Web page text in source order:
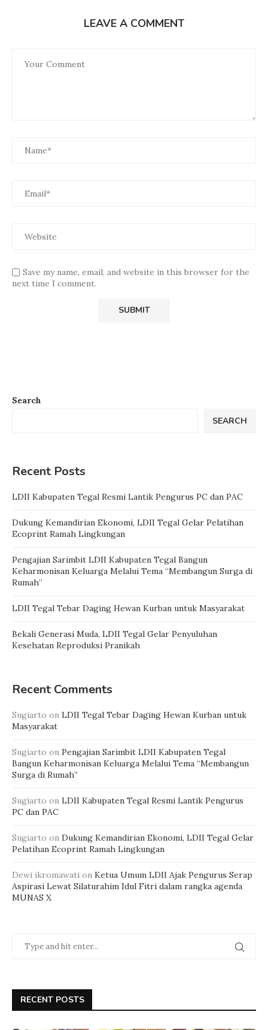
LEAVE A COMMENT
Save my name, email, and website in this browser for the
next time I comment.
Search
SEARCH
Recent Posts
LDII Kabupaten Tegal Resmi Lantik Pengurus PC dan PAC
Dukung Kemandirian Ekonomi, LDII Tegal Gelar Pelatihan
Ecoprint Ramah Lingkungan
Pengajian Sarimbit LDII Kabupaten Tegal Bangun
Keharmonisan Keluarga Melalui Tema “Membangun Surga di
Rumah”
LDII Tegal Tebar Daging Hewan Kurban untuk Masyarakat
Bekali Generasi Muda, LDII Tegal Gelar Penyuluhan
Kesehatan Reproduksi Pranikah
Recent Comments
Sugiarto on LDII Tegal Tebar Daging Hewan Kurban untuk
Masyarakat
Sugiarto on Pengajian Sarimbit LDII Kabupaten Tegal
Bangun Keharmonisan Keluarga Melalui Tema “Membangun
Surga di Rumah”
Sugiarto on LDII Kabupaten Tegal Resmi Lantik Pengurus
PC dan PAC
Sugiarto on Dukung Kemandirian Ekonomi, LDII Tegal Gelar
Pelatihan Ecoprint Ramah Lingkungan
Dewi ikromawati on Ketua Umum LDII Ajak Pengurus Serap
Aspirasi Lewat Silaturahim Idul Fitri dalam rangka agenda
MUNAS X
RECENT POSTS